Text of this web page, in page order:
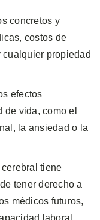
concretos y
costos de
propiedad
efectos
vida, como el
la ansiedad o la
tiene
tener derecho a
médicos futuros,